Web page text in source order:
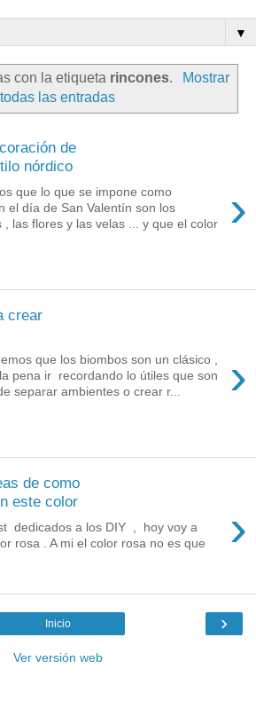
▼
con la etiqueta rincones.
Mostrar
todas las entradas
de
nórdico
›
que lo que se impone como
el día de San Valentín son los
, las flores y las velas ... y que el color
crear
›
que los biombos son un clásico ,
pena ir recordando lo útiles que son
separar ambientes o crear r...
de como
este color
›
dedicados a los DIY , hoy voy a
rosa . A mi el color rosa no es que
›
Inicio
Ver versión web